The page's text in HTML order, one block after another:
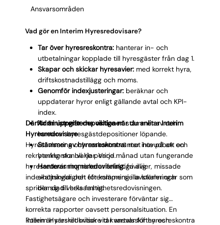
Ansvarsområden
Vad gör en Interim Hyresredovisare?
Tar över hyresreskontra:hanterar in- och
utbetalningar kopplade till hyresgäster från dag 1.
Skapar och skickar hyresavier:med korrekt hyra,
driftskostnadstillägg och moms.
Genomför indexjusteringar:beräknar och
uppdaterar hyror enligt gällande avtal och KPI-
index.
Administrerar depositioner:stämmer av och
hanterar hyresgästdepositioner löpande.
Stämmer av hyresreskontra:mot huvudbok och
bankkonton varje period.
Hanterar momsredovisning:frivillig
skattskyldighet för kommersiella lokaler och
blandad verksamhet.
Därför är uppgifterna viktiga när du anlitar Interim
Hyresredovisare
Hyresavisering och reskontra väntar inte på att en
rekrytering ska bli klar. Varje månad utan fungerande
hyresredovisning riskerar felaktiga avier, missade
indexhöjningar och eftersläpning i avstämningar som
sprider sig till hela fastighetsredovisningen.
Fastighetsägare och investerare förväntar sig
korrekta rapporter oavsett personalsituation. En
Interim Hyresredovisare tar ansvar för hyresreskontra
Rollen är särskilt kritisk vid kvartalsskiften och